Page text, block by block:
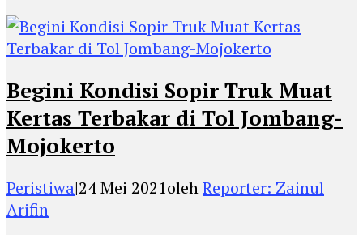
Begini Kondisi Sopir Truk Muat
Kertas Terbakar di Tol Jombang-
Mojokerto
Peristiwa|24 Mei 2021olehReporter: Zainul
Arifin